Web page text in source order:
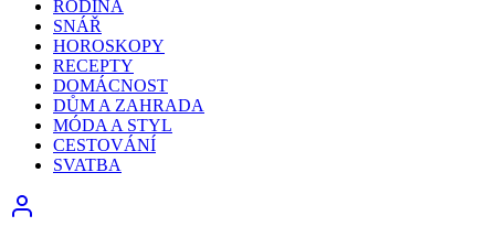
RODINA
SNÁŘ
HOROSKOPY
RECEPTY
DOMÁCNOST
DŮM A ZAHRADA
MÓDA A STYL
CESTOVÁNÍ
SVATBA